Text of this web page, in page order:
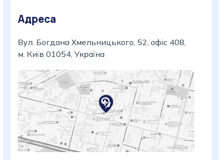
Адреса
Вул. Богдана Хмельницького, 52, офіс 408,
м. Київ 01054, Україна